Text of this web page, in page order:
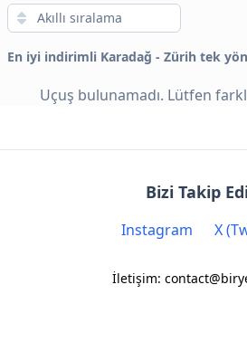
En iyi indirimli Karadağ - Zürih tek
Uçuş bulunamadı. Lütfen
Bizi Takip
Instagram X
İletişim: